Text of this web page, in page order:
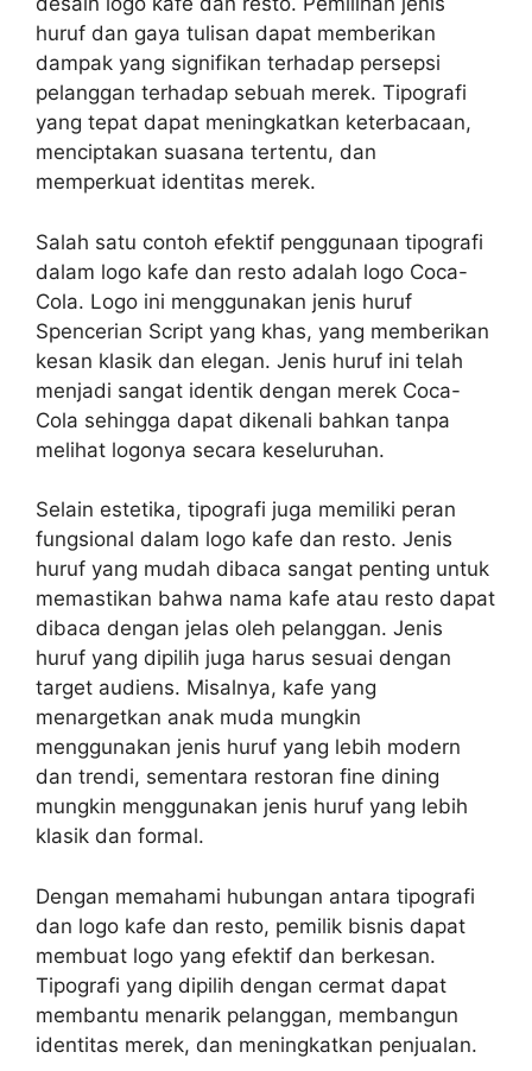
huruf dan gaya tulisan dapat memberikan
dampak yang signifikan terhadap persepsi
pelanggan terhadap sebuah merek. Tipografi
yang tepat dapat meningkatkan keterbacaan,
menciptakan suasana tertentu, dan
memperkuat identitas merek.
Salah satu contoh efektif penggunaan tipografi
dalam logo kafe dan resto adalah logo Coca-
Cola. Logo ini menggunakan jenis huruf
Spencerian Script yang khas, yang memberikan
kesan klasik dan elegan. Jenis huruf ini telah
menjadi sangat identik dengan merek Coca-
Cola sehingga dapat dikenali bahkan tanpa
melihat logonya secara keseluruhan.
Selain estetika, tipografi juga memiliki peran
fungsional dalam logo kafe dan resto. Jenis
huruf yang mudah dibaca sangat penting untuk
memastikan bahwa nama kafe atau resto dapat
dibaca dengan jelas oleh pelanggan. Jenis
huruf yang dipilih juga harus sesuai dengan
target audiens. Misalnya, kafe yang
menargetkan anak muda mungkin
menggunakan jenis huruf yang lebih modern
dan trendi, sementara restoran fine dining
mungkin menggunakan jenis huruf yang lebih
klasik dan formal.
Dengan memahami hubungan antara tipografi
dan logo kafe dan resto, pemilik bisnis dapat
membuat logo yang efektif dan berkesan.
Tipografi yang dipilih dengan cermat dapat
membantu menarik pelanggan, membangun
identitas merek, dan meningkatkan penjualan.